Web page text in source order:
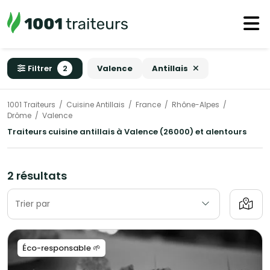
Filtrer 2 Valence Antillais
1001 Traiteurs Cuisine Antillais France
Rhône-Alpes
Drôme
Valence
Traiteurs cuisine antillais à Valence (26000) et alentours
2 résultats
Trier par
Éco-responsable 🌱